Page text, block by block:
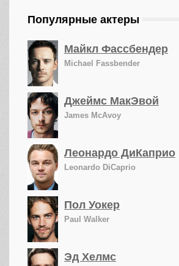
Популярные актеры
Майкл Фассбендер
Michael Fassbender
Джеймс МакЭвой
James McAvoy
Леонардо ДиКаприо
Leonardo DiCaprio
Пол Уокер
Paul Walker
Эд Хелмс